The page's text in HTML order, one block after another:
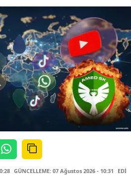
GÜNCELLEME: 07 Ağustos 2026 - 10:31